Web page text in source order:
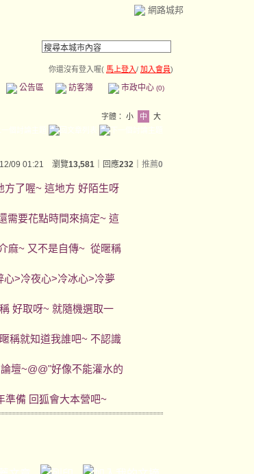
網路城邦
你還沒有登入喔( 馬上登入/ 加入會員)
公告區 訪客簿 市政中心 (0)
字體： 小 中
大
09 01:21 瀏覽13,581 ｜回應232 推薦0
了喔~ 這地方 好陌生呀
需要花點時間來搞定~ 這
麻~ 又不是自傳~ 從暱稱
心>冷夜心>冷冰心>冷夢
好取呀~ 就隨機選取一
稱就知道我誰吧~ 不認識
壇~@@"好像不能灌水的
準備 回狐會大本營吧~